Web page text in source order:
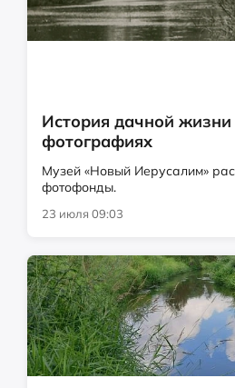
История дачной
фотографиях
Музей «Новый Иерусалим»
фотофонды.
23 июля 09:03